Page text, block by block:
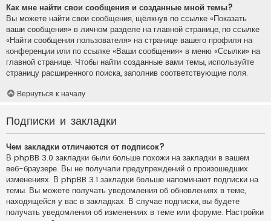
Как мне найти свои сообщения и созданные мной темы?
Вы можете найти свои сообщения, щёлкнув по ссылке «Показать
ваши сообщения» в личном разделе на главной странице, по ссылке
«Найти сообщения пользователя» на странице вашего профиля на
конференции или по ссылке «Ваши сообщения» в меню «Ссылки» на
главной странице. Чтобы найти созданные вами темы, используйте
страницу расширенного поиска, заполнив соответствующие поля.
Вернуться к началу
Подписки и закладки
Чем закладки отличаются от подписок?
В phpBB 3.0 закладки были больше похожи на закладки в вашем
веб-браузере. Вы не получали предупреждений о произошедших
изменениях. В phpBB 3.1 закладки больше напоминают подписки на
темы. Вы можете получать уведомления об обновлениях в теме,
находящейся у вас в закладках. В случае подписки, вы будете
получать уведомления об изменениях в теме или форуме. Настройки